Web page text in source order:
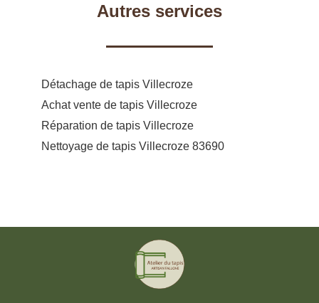
Autres services
Détachage de tapis Villecroze
Achat vente de tapis Villecroze
Réparation de tapis Villecroze
Nettoyage de tapis Villecroze 83690